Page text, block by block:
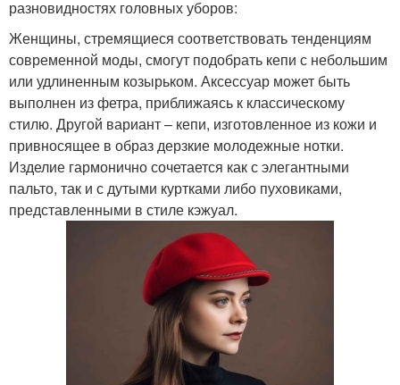
разновидностях головных уборов:
Женщины, стремящиеся соответствовать тенденциям
современной моды, смогут подобрать кепи с небольшим
или удлиненным козырьком. Аксессуар может быть
выполнен из фетра, приближаясь к классическому
стилю. Другой вариант – кепи, изготовленное из кожи и
привносящее в образ дерзкие молодежные нотки.
Изделие гармонично сочетается как с элегантными
пальто, так и с дутыми куртками либо пуховиками,
представленными в стиле кэжуал.